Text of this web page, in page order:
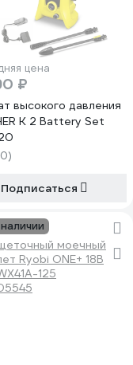
цена
₽
высокого давления
K 2 Battery Set
Подписаться